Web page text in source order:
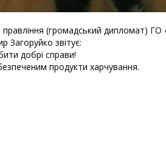
правління (громадський дипломат)
Загоруйко звітує:
добрі справи!
продукти харчування.